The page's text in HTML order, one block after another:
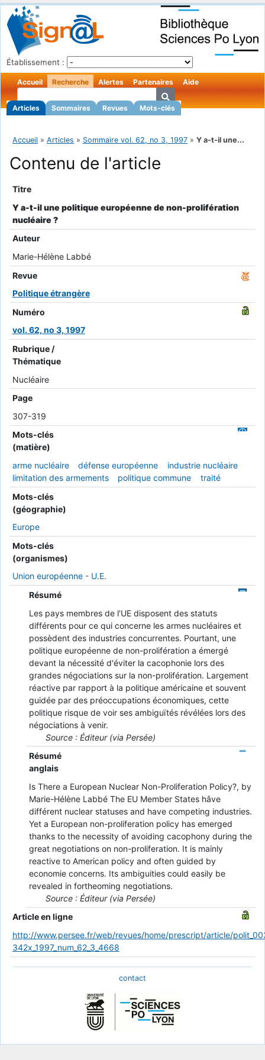
Établissement :
Accueil Recherche
Articles Sommaires Revues Mots-clés
Alertes Partenaires Aide
Accueil » Articles » Sommaire vol. 62, no 3, 1997 » Y a-t-il une...
Contenu de l'article
Titre
Y a-t-il une politique européenne de non-prolifération
nucléaire ?
Auteur
Marie-Hélène Labbé
Revue
Politique étrangère
Numéro
vol. 62, no 3, 1997
Rubrique /
Thématique
Nucléaire
Page
307-319
Mots-clés
(matière)
arme nucléaire
défense européenne
industrie nucléaire
limitation des armements
politique commune
traité
Mots-clés
(géographie)
Europe
Mots-clés
(organismes)
Union européenne - U.E.
Résumé
Les pays membres de l'UE disposent des statuts
différents pour ce qui concerne les armes nucléaires et
possèdent des industries concurrentes. Pourtant, une
politique européenne de non-prolifération a émergé
devant la nécessité d'éviter la cacophonie lors des
grandes négociations sur la non-prolifération. Largement
réactive par rapport à la politique américaine et souvent
guidée par des préoccupations économiques, cette
politique risque de voir ses ambiguïtés révélées lors des
négociations à venir.
Source : Éditeur (via Persée)
Résumé
anglais
Is There a European Nuclear Non-Proliferation Policy?, by
Marie-Hélène Labbé The EU Member States hâve
différent nuclear statuses and have competing industries.
Yet a European non-proliferation policy has emerged
thanks to the necessity of avoiding cacophony during the
great negotiations on non-proliferation. It is mainly
reactive to American policy and often guided by
economie concerns. Its ambiguities could easily be
revealed in fortheoming negotiations.
Source : Éditeur (via Persée)
Article en ligne
http://www.persee.fr/web/revues/home/prescript/article/
342x_1997_num_62_3_4668
contact